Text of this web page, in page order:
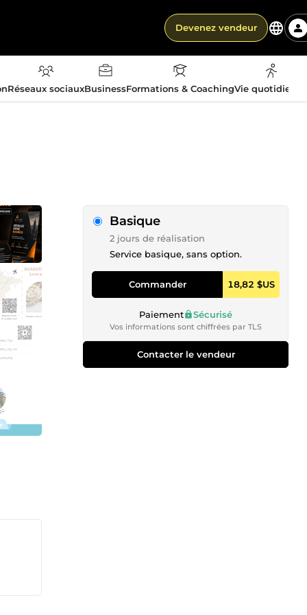
Devenez vendeur
Réseaux sociauxBusinessFormations & CoachingVie
Basique
2 jours de réalisation
Service basique, sans option.
Commander 18,82 $US
Paiement Sécurisé
Vos informations sont chiffrées par TLS
Contacter le vendeur